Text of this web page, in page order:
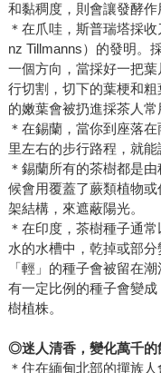
和黏稠度，則會讓發酵作
＊在爪哇，斯普瑞塔採
nz Tillmanns）的發明。
一個方向，當採好一把
行切割，切下的葉梗和
的嫩葉會被扔進採茶人常
＊在錫蘭，當你到座落
里左右的步行路程，就能
＊錫蘭所有的茶樹都是
候會用覆蓋了蕨類植物
架結構，來遮蔽陽光。
＊在印度，茶樹種子通
水的水槽中，乾掉或部
「輕」的種子會被留在
有一定比例的種子會變
樹植株。
◎迷人清香，變化萬千的
＊住在緬甸北部的撣族